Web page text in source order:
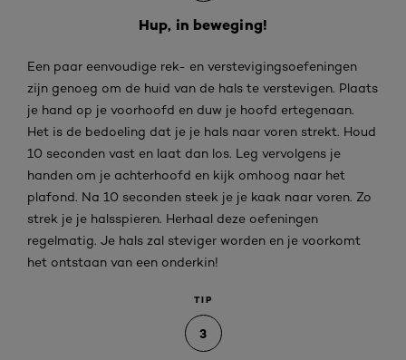
Hup, in beweging!
Een paar eenvoudige rek- en verstevigingsoefeningen
zijn genoeg om de huid van de hals te verstevigen. Plaats
je hand op je voorhoofd en duw je hoofd ertegenaan.
Het is de bedoeling dat je je hals naar voren strekt. Houd
10 seconden vast en laat dan los. Leg vervolgens je
handen om je achterhoofd en kijk omhoog naar het
plafond. Na 10 seconden steek je je kaak naar voren. Zo
strek je je halsspieren. Herhaal deze oefeningen
regelmatig. Je hals zal steviger worden en je voorkomt
het ontstaan van een onderkin!
TIP
3